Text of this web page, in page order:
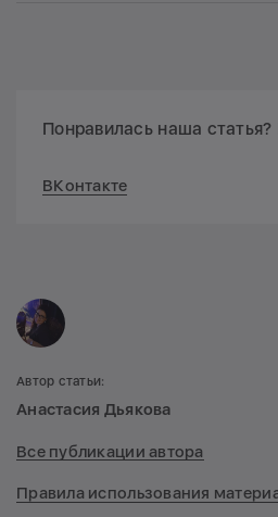
Понравилась наша статья?
ВКонтакте
Автор статьи:
Анастасия Дьякова
Все публикации автора
Правила использования